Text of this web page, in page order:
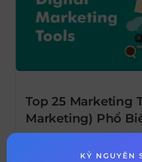
Top 25 Marketing
Marketing) Phổ
Năm 2025
nghiệp có quy mô nhỏ
KỶ NGUYÊN